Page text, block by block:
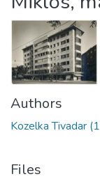
Authors
Kozelka Tivadar
Files